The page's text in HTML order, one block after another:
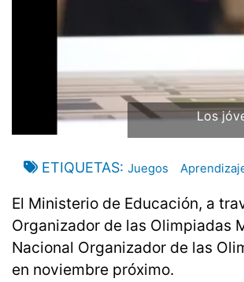
Los
ETIQUETAS Juegos
El Ministerio de Educación, a
Organizador de las Olimpiadas
Nacional Organizador de las
en noviembre próximo.